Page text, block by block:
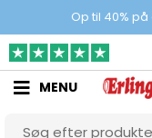
Op til 40%
MENU